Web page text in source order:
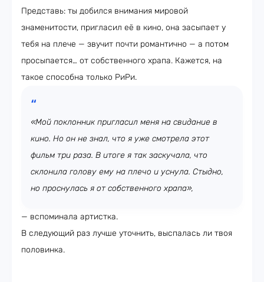
Представь: ты добился внимания мировой
знаменитости, пригласил её в кино, она засыпает у
тебя на плече — звучит почти романтично — а потом
просыпается… от собственного храпа. Кажется, на
такое способна только РиРи.
«Мой поклонник пригласил меня на свидание в
кино. Но он не знал, что я уже смотрела этот
фильм три раза. В итоге я так заскучала, что
склонила голову ему на плечо и уснула. Стыдно,
но проснулась я от собственного храпа»,
— вспоминала артистка.
В следующий раз лучше уточнить, выспалась ли твоя
половинка.